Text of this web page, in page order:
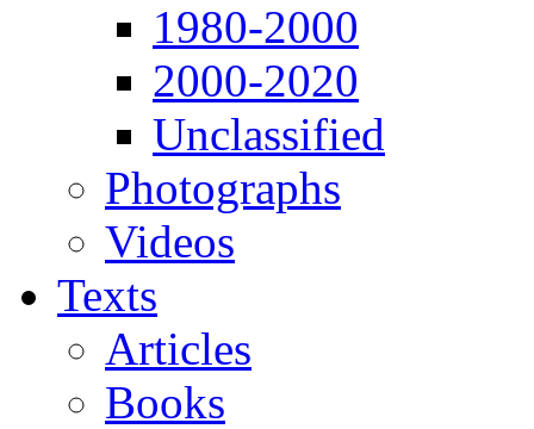
1980-2000
2000-2020
Unclassified
Photographs
Videos
Texts
Articles
Books